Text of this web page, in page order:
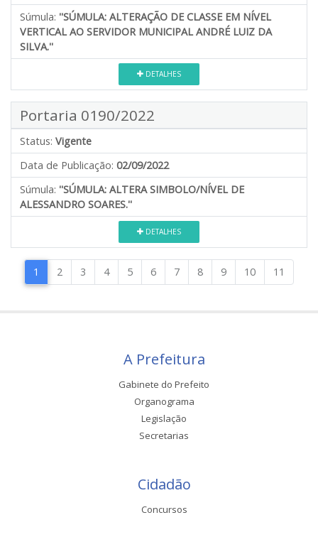
Súmula: ''SÚMULA: ALTERAÇÃO DE CLASSE EM NÍVEL
VERTICAL AO SERVIDOR MUNICIPAL ANDRÉ LUIZ DA
SILVA.''
DETALHES
Portaria 0190/2022
Status: Vigente
Data de Publicação: 02/09/2022
Súmula: ''SÚMULA: ALTERA SIMBOLO/NÍVEL DE
ALESSANDRO SOARES.''
DETALHES
1 2 3 4 5 6 7 8 9 10 11
A Prefeitura
Gabinete do Prefeito
Organograma
Legislação
Secretarias
Cidadão
Concursos